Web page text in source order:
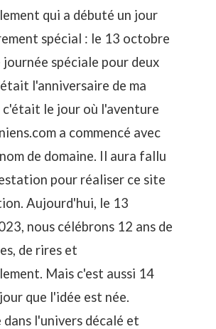
qui a débuté un jour
spécial : le 13 octobre
journée spéciale pour deux
l'anniversaire de ma
c'était le jour où l'aventure
a commencé avec
de domaine. Il aura fallu
pour réaliser ce site
Aujourd'hui, le 13
nous célébrons 12 ans de
, de rires et
Mais c'est aussi 14
que l'idée est née.
dans l'univers décalé et